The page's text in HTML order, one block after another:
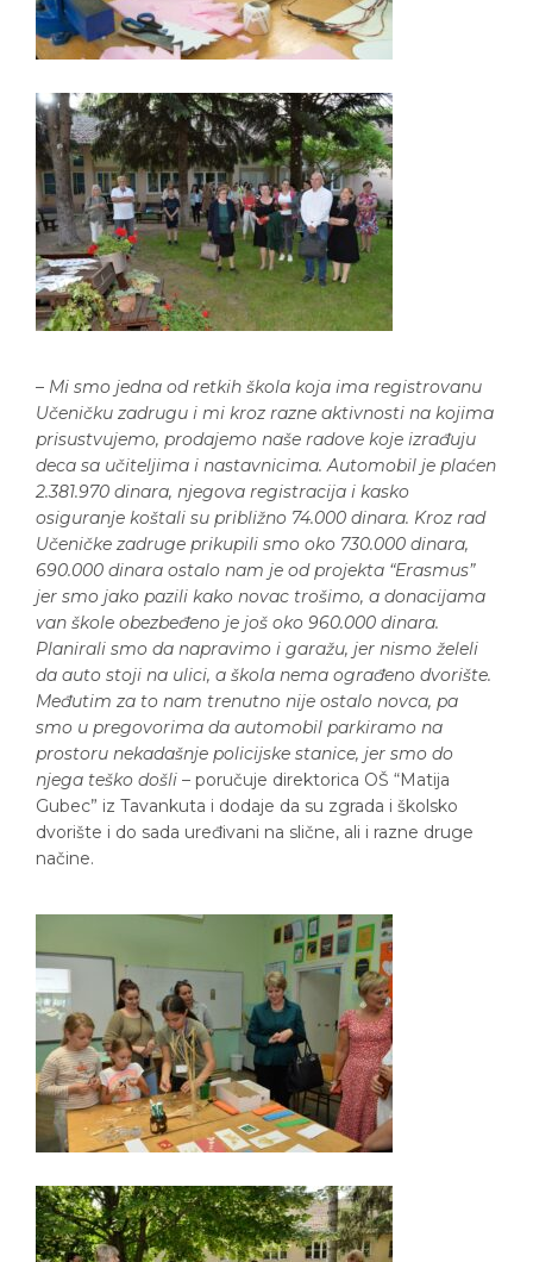
– Mi smo jedna od retkih škola koja ima registrovanu
Učeničku zadrugu i mi kroz razne aktivnosti na kojima
prisustvujemo, prodajemo naše radove koje izrađuju
deca sa učiteljima i nastavnicima. Automobil je plaćen
2.381.970 dinara, njegova registracija i kasko
osiguranje koštali su približno 74.000 dinara. Kroz rad
Učeničke zadruge prikupili smo oko 730.000 dinara,
690.000 dinara ostalo nam je od projekta “Erasmus”
jer smo jako pazili kako novac trošimo, a donacijama
van škole obezbeđeno je još oko 960.000 dinara.
Planirali smo da napravimo i garažu, jer nismo želeli
da auto stoji na ulici, a škola nema ograđeno dvorište.
Međutim za to nam trenutno nije ostalo novca, pa
smo u pregovorima da automobil parkiramo na
prostoru nekadašnje policijske stanice, jer smo do
njega teško došli – poručuje direktorica OŠ “Matija
Gubec” iz Tavankuta i dodaje da su zgrada i školsko
dvorište i do sada uređivani na slične, ali i razne druge
načine.